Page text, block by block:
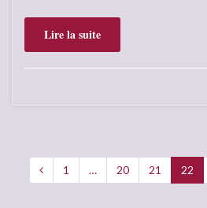
Lire la suite
1 … 20 21 22